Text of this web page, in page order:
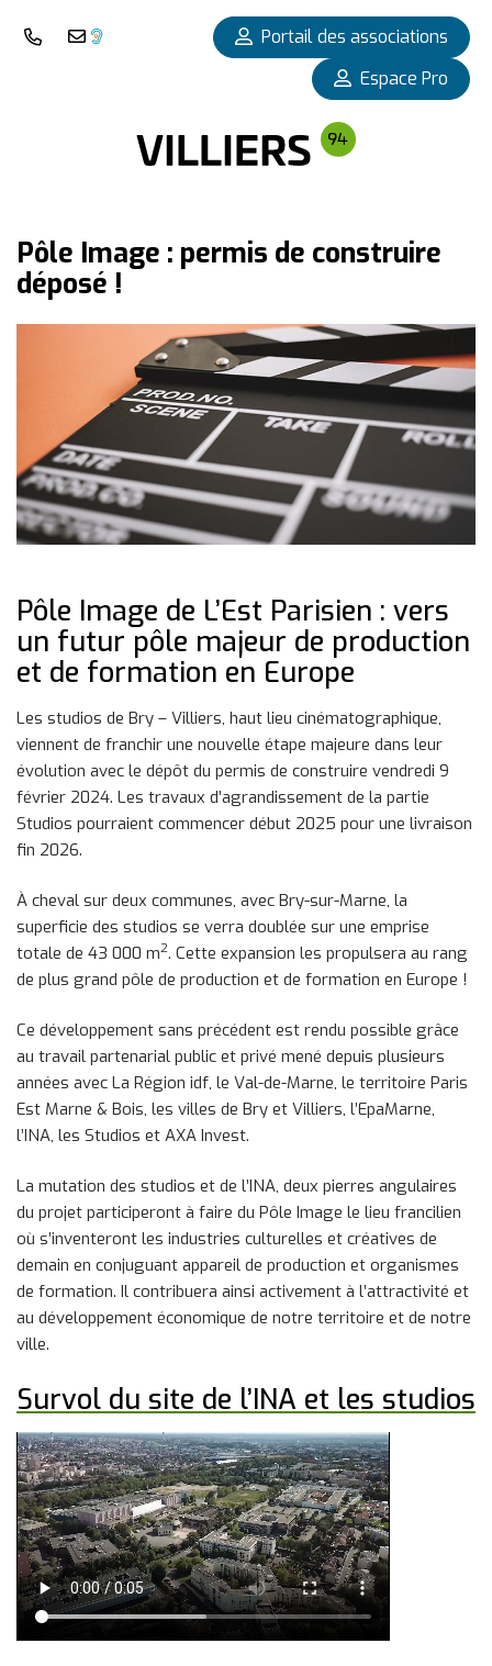
Nous téléphoner
Nous contacter
Portail des associations
Espace Pro
Pôle Image : permis de construire
déposé !
Pôle Image de L’Est Parisien : vers
un futur pôle majeur de production
et de formation en Europe
Les studios de Bry – Villiers, haut lieu cinématographique,
viennent de franchir une nouvelle étape majeure dans leur
évolution avec le dépôt du permis de construire vendredi 9
février 2024. Les travaux d’agrandissement de la partie
Studios pourraient commencer début 2025 pour une livraison
fin 2026.
À cheval sur deux communes, avec Bry-sur-Marne, la
superficie des studios se verra doublée sur une emprise
totale de 43 000 m2. Cette expansion les propulsera au rang
de plus grand pôle de production et de formation en Europe !
Ce développement sans précédent est rendu possible grâce
au travail partenarial public et privé mené depuis plusieurs
années avec La Région idf, le Val-de-Marne, le territoire Paris
Est Marne & Bois, les villes de Bry et Villiers, l’EpaMarne,
l’INA, les Studios et AXA Invest.
La mutation des studios et de l’INA, deux pierres angulaires
du projet participeront à faire du Pôle Image le lieu francilien
où s’inventeront les industries culturelles et créatives de
demain en conjuguant appareil de production et organismes
de formation. Il contribuera ainsi activement à l’attractivité et
au développement économique de notre territoire et de notre
ville.
Survol du site de l’INA et les studios